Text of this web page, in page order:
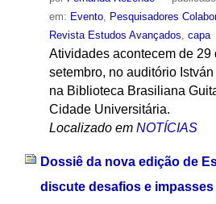
em: Evento, Pesquisadores
Revista Estudos Avançados capa
Atividades acontecem de 29
setembro, no auditório
na Biblioteca Brasiliana
Cidade Universitária.
Localizado em NOTÍCIAS
Dossiê da nova edição de
discute desafios e impasses